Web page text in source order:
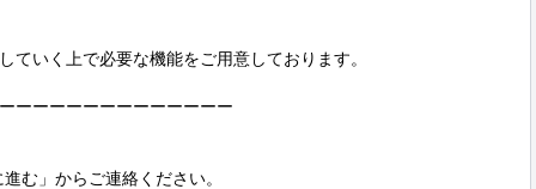
ていく上で必要な機能をご用意しております。
ーーーーーーーーーーーーー
む」からご連絡ください。